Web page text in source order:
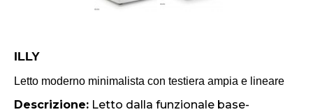
ILLY
Letto moderno minimalista con testiera ampia e lineare
Descrizione: Letto dalla funzionale base-